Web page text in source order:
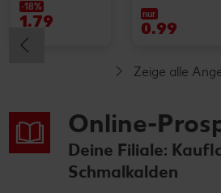
-18%
1.79 nur
0.99
Zeige alle
Online-
Deine Filiale:
Schmalkalden